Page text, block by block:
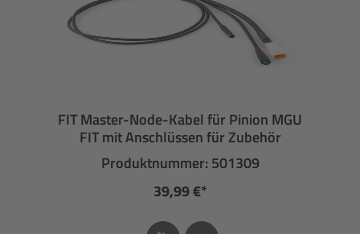
FIT Master-Node-Kabel für Pinion MGU
FIT mit Anschlüssen für Zubehör
Produktnummer: 501309
39,99 €*